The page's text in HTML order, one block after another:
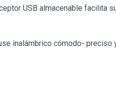
USB almacenable facilita
inalámbrico cómodo-